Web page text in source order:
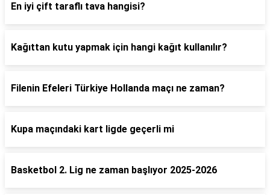
En iyi çift taraflı tava hangisi?
Kağıttan kutu yapmak için hangi kağıt kullanılır?
Filenin Efeleri Türkiye Hollanda maçı ne zaman?
Kupa maçındaki kart ligde geçerli mi
Basketbol 2. Lig ne zaman başlıyor 2025-2026